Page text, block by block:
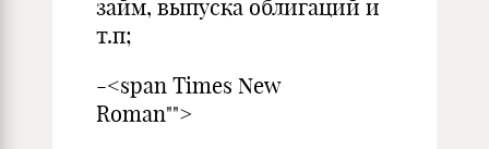
займ, выпуска облигаций и
т.п;
-<span Times New
Roman"">